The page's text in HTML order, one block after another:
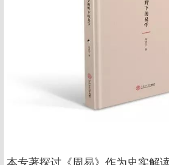
本专著探讨《周易》作为史实解